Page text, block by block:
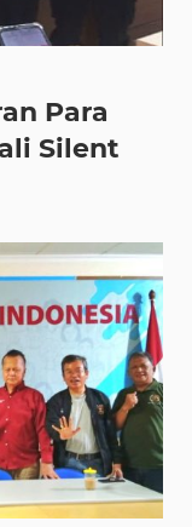
Para
Silent